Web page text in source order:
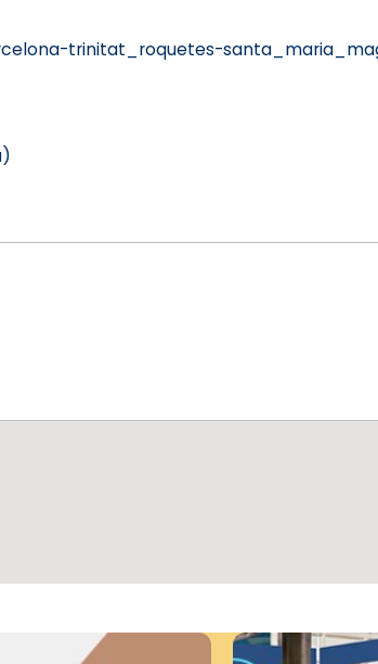
trinitat_roquetes-